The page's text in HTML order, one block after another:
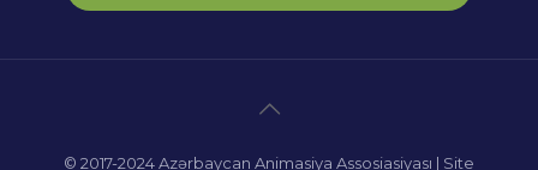
© 2017-2024 Azərbaycan Animasiya Assosiasiyası | Site